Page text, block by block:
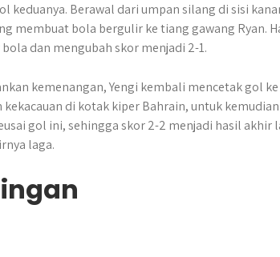
keduanya. Berawal dari umpan silang di sisi
membuat bola bergulir ke tiang gawang Ryan.
dan mengubah skor menjadi 2-1.
kemenangan, Yengi kembali mencetak gol
di kotak kiper Bahrain, untuk
gol ini, sehingga skor 2-2 menjadi hasil akhir
laga.